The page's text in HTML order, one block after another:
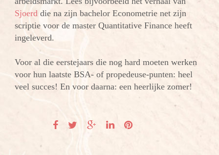
Sjoerd die na zijn bachelor Econometrie net zijn
scriptie voor de master Quantitative Finance heeft
ingeleverd.
Voor al die eerstejaars die nog hard moeten werken
voor hun laatste BSA- of propedeuse-punten: heel
veel succes! En voor daarna: een heerlijke zomer!